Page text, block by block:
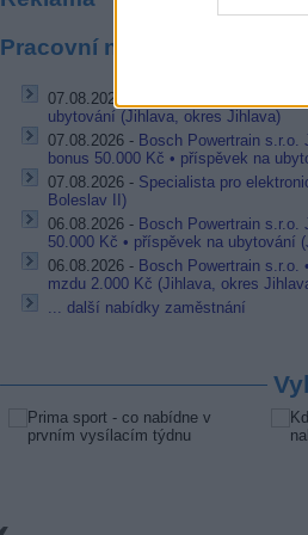
Pracovní nabídky
07.08.2026 -
ubytování (Jihlava, okres Jihlava)
07.08.2026 - Bosch Powertrain s.r.o.
bonus 50.000 Kč • příspěvek na
07.08.2026 - Specialista pro
Boleslav II)
06.08.2026 - Bosch Powertrain s.r.o.
50.000 Kč • příspěvek na ubytování
06.08.2026 - Bosch Powertrain s.r.o.
mzdu 2.000 Kč (Jihlava, okres
... další nabídky zaměstnání